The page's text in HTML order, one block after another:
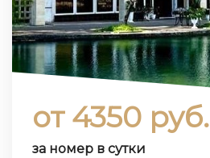
от 4350 руб.
за номер в сутки